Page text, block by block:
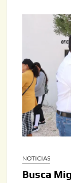
NOTICIAS
Busca